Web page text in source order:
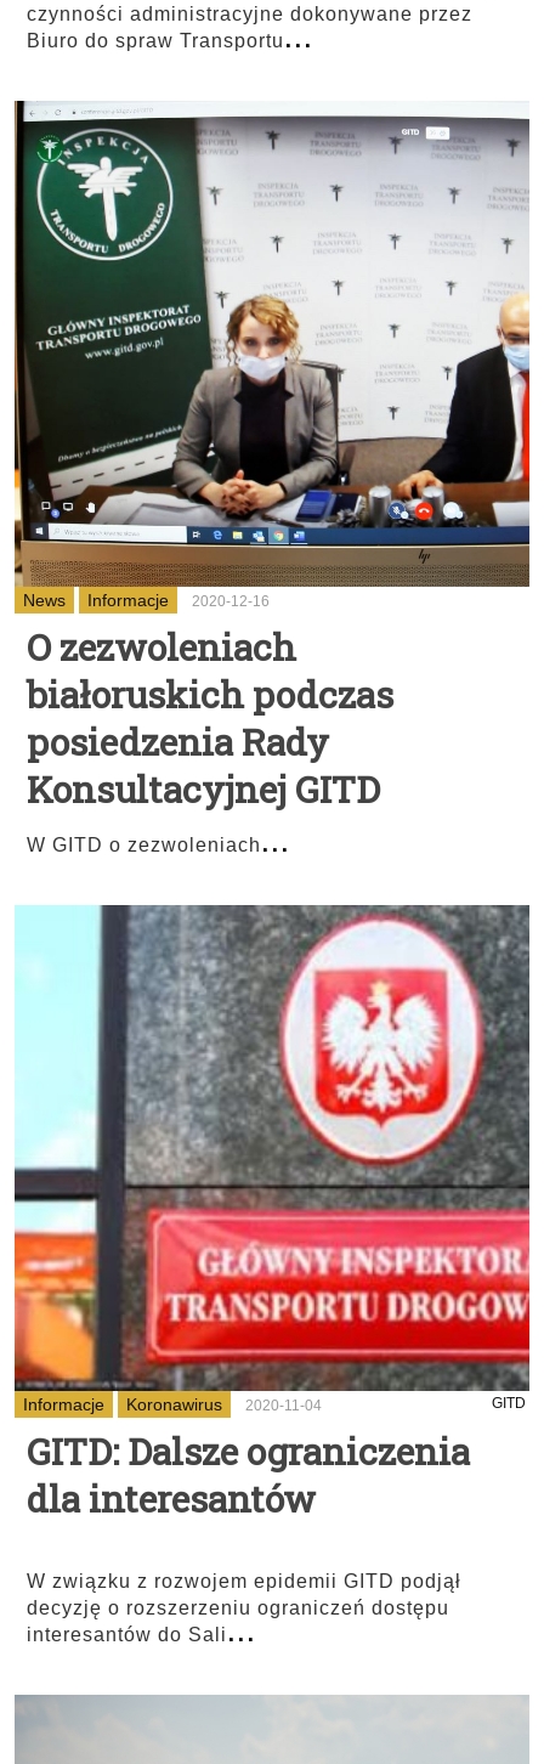
czynności administracyjne dokonywane przez
Biuro do spraw Transportu ...
News Informacje 2020-12-16
O zezwoleniach
białoruskich podczas
posiedzenia Rady
Konsultacyjnej GITD
W GITD o zezwoleniach ...
Informacje Koronawirus 2020-11-04 GITD
GITD: Dalsze ograniczenia
dla interesantów
W związku z rozwojem epidemii GITD podjął
decyzję o rozszerzeniu ograniczeń dostępu
interesantów do Sali...